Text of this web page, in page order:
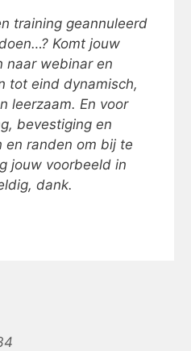
training geannuleerd
Komt jouw
naar webinar en
tot eind dynamisch,
leerzaam. En voor
bevestiging en
en randen om bij te
jouw voorbeeld in
dank.